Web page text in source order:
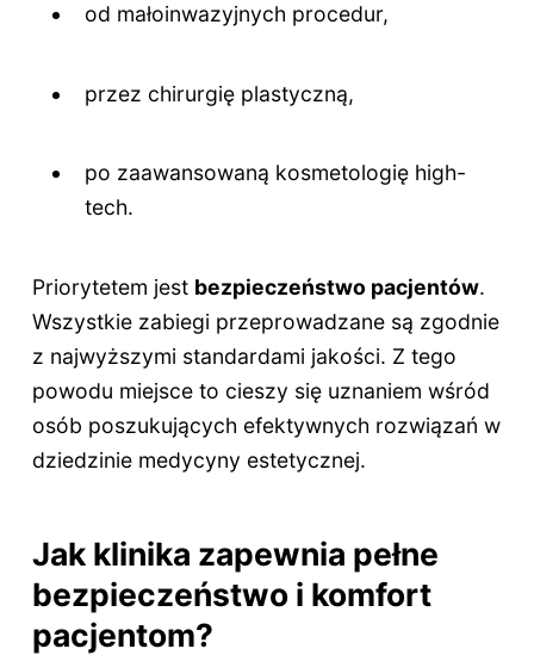
od małoinwazyjnych procedur,
przez chirurgię plastyczną,
po zaawansowaną kosmetologię high-
tech.
Priorytetem jest bezpieczeństwo pacjentów.
Wszystkie zabiegi przeprowadzane są zgodnie
z najwyższymi standardami jakości. Z tego
powodu miejsce to cieszy się uznaniem wśród
osób poszukujących efektywnych rozwiązań w
dziedzinie medycyny estetycznej.
Jak klinika zapewnia pełne
bezpieczeństwo i komfort
pacjentom?